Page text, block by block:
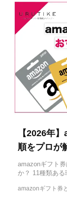
【2026年
順をプロが
amazonギフト
か？ 11種類ある
amazonギフト券